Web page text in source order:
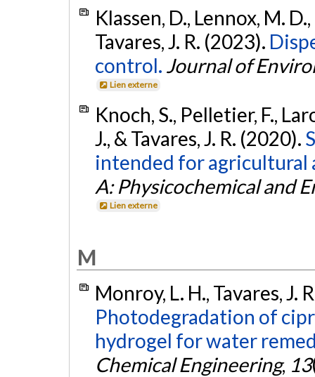
Klassen, D., Lennox, M.
Tavares, J. R. (2023).
control. Journal of
Lien externe
Knoch, S., Pelletier, F.,
J., & Tavares, J. R. (2020).
intended for agricultural
A: Physicochemical and
Lien externe
M
Monroy, L. H., Tavares, J.
Photodegradation of
hydrogel for water
Chemical Engineering, 13